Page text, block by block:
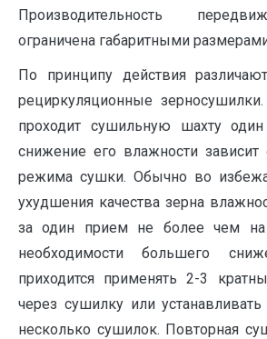
Производительность
ограничена габаритными
По принципу действия
рециркуляционные
проходит сушильную шахту
снижение его влажности зависит
режима сушки. Обычно во
ухудшения качества зерна
за один прием не более чем
необходимости большего
приходится применять 2-3
через сушилку или устанавливать
несколько сушилок. Повторная